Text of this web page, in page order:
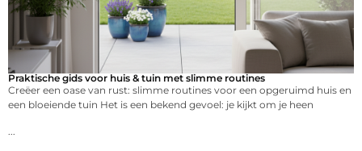
Praktische gids voor huis & tuin met slimme routines
Creëer een oase van rust: slimme routines voor een opgeruimd huis en
een bloeiende tuin Het is een bekend gevoel: je kijkt om je heen